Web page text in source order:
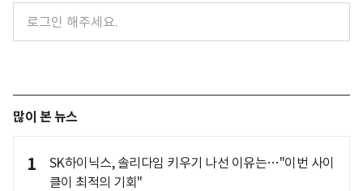
많이 본 뉴스
1
SK하이닉스, 솔리다임 키우기 나선 이유는…"이번 사이
클이 최적의 기회"